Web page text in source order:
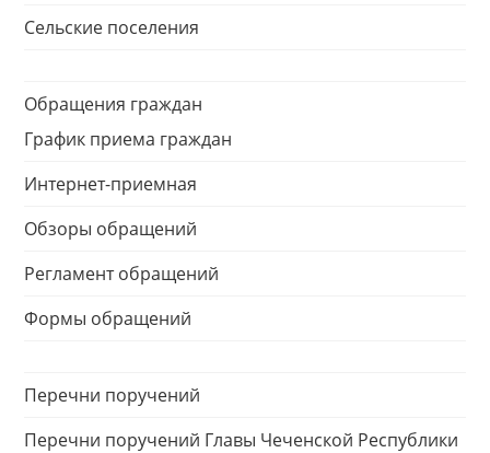
Сельские поселения
Обращения граждан
График приема граждан
Интернет-приемная
Обзоры обращений
Регламент обращений
Формы обращений
Перечни поручений
Перечни поручений Главы Чеченской Республики